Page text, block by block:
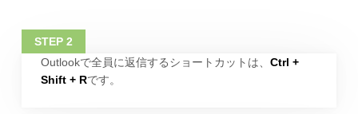
Outlookで全員に返信するショートカットは、 Ctrl +
Shift + Rです。